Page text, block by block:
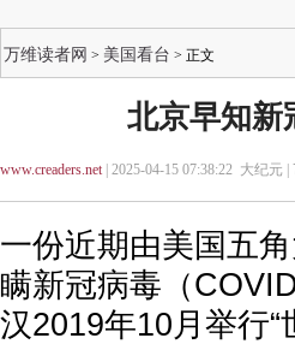
万维读者网 > 美国看台 > 正文
北京早知新
www.creaders.net| 2025-04-15 07:38:22 大纪元 |
一份近期由美国五
瞒新冠病毒（
汉2019年10月举行